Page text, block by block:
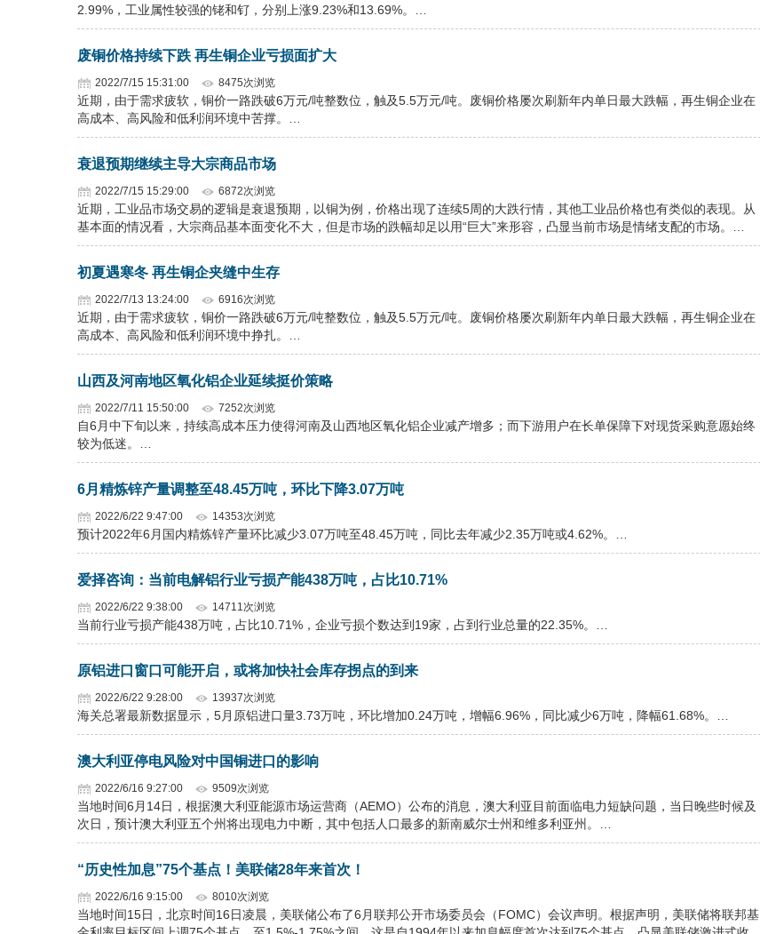
2.99%，工业属性较强的铑和钌，分别上涨9.23%和13.69%。…
废铜价格持续下跌 再生铜企业亏损面扩大
2022/7/15 15:31:00 8475次浏览
近期，由于需求疲软，铜价一路跌破6万元/吨整数位，触及5.5万元/吨。废铜价格屡次刷新年内单日最大跌幅，再生铜企业在
高成本、高风险和低利润环境中苦撑。…
衰退预期继续主导大宗商品市场
2022/7/15 15:29:00 6872次浏览
近期，工业品市场交易的逻辑是衰退预期，以铜为例，价格出现了连续5周的大跌行情，其他工业品价格也有类似的表现。从
基本面的情况看，大宗商品基本面变化不大，但是市场的跌幅却足以用“巨大”来形容，凸显当前市场是情绪支配的市场。…
初夏遇寒冬 再生铜企夹缝中生存
2022/7/13 13:24:00 6916次浏览
近期，由于需求疲软，铜价一路跌破6万元/吨整数位，触及5.5万元/吨。废铜价格屡次刷新年内单日最大跌幅，再生铜企业在
高成本、高风险和低利润环境中挣扎。…
山西及河南地区氧化铝企业延续挺价策略
2022/7/11 15:50:00 7252次浏览
自6月中下旬以来，持续高成本压力使得河南及山西地区氧化铝企业减产增多；而下游用户在长单保障下对现货采购意愿始终
较为低迷。…
6月精炼锌产量调整至48.45万吨，环比下降3.07万吨
2022/6/22 9:47:00 14353次浏览
预计2022年6月国内精炼锌产量环比减少3.07万吨至48.45万吨，同比去年减少2.35万吨或4.62%。…
爱择咨询：当前电解铝行业亏损产能438万吨，占比10.71%
2022/6/22 9:38:00 14711次浏览
当前行业亏损产能438万吨，占比10.71%，企业亏损个数达到19家，占到行业总量的22.35%。…
原铝进口窗口可能开启，或将加快社会库存拐点的到来
2022/6/22 9:28:00 13937次浏览
海关总署最新数据显示，5月原铝进口量3.73万吨，环比增加0.24万吨，增幅6.96%，同比减少6万吨，降幅61.68%。…
澳大利亚停电风险对中国铜进口的影响
2022/6/16 9:27:00 9509次浏览
当地时间6月14日，根据澳大利亚能源市场运营商（AEMO）公布的消息，澳大利亚目前面临电力短缺问题，当日晚些时候及
次日，预计澳大利亚五个州将出现电力中断，其中包括人口最多的新南威尔士州和维多利亚州。…
“历史性加息”75个基点！美联储28年来首次！
2022/6/16 9:15:00 8010次浏览
当地时间15日，北京时间16日凌晨，美联储公布了6月联邦公开市场委员会（FOMC）会议声明。根据声明，美联储将联邦基